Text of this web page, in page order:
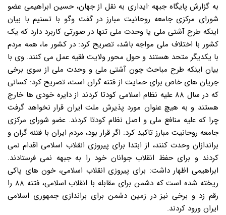
به گزارش پایگاه جبهه ·ایداری به نقل از جهان، حسین ابراهیمی عضو
شورای مرکزی جامعه روحانیت مبارز در گفت وگو با تسنیم با بیان
اینکه طرح آشتی ملی یا وحدت ملی تنها در صورتی کاربرد دارد که یک
کشور با اختلاف ملی مواجه باشد، تصریح کرد: در کشور ما، همه مردم
با یکدیگر متحد هستند و حول محور ولایت فقیه عمل می کنند. وی با
بیان اینکه طرح مباحث چون آشتی ملی و وحدت ملی از سوی برخی
جریان های خاص برای حمایت از فتنه گران است، تصریح کرد: کسانی
که در سال ۸۸ علیه نظام اسلامی کودتا کردند از دایره خودی ها خارج
هستند و به هیچ عنوان مورد پذیرش ملت ایران قرار نخواهد گرفت
چرا که علیه منافع ملی و اصل نظام کودتا کردند. عضو شورای مرکزی
جامعه روحانیت مبارز تاکید کرد: اگر قرار بود، مردم ایران با فتنه گران و
براندازان وحدت کنند، از ابتدا برای پیروزی انقلاب اسلامی اقدام نمی
کردند و برای حفظ انقلاب جوانان خود را به جبهه نمی فرستادند.
ابراهیمی اظهار داشت: برای پیروزی انقلاب اسلامی، خون های پاکی
ریخته شده است که دشمن برای مقابله با انقلاب اسلامی، فتنه ۸۸ را
رقم زد و برخی نیز در زمین دشمن برای براندازی جمهوری اسلامی
ایران ورود کردند.